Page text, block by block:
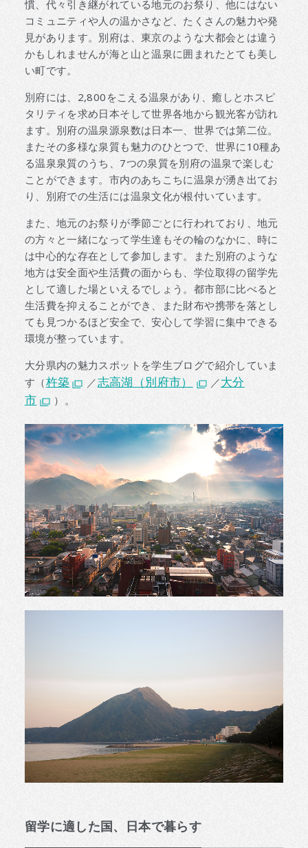
慣、代々引き継がれている地元のお祭り、他にはない
コミュニティや人の温かさなど、たくさんの魅力や発
見があります。別府は、東京のような大都会とは違う
かもしれませんが海と山と温泉に囲まれたとても美し
い町です。
別府には、2,800をこえる温泉があり、癒しとホスピ
タリティを求め日本そして世界各地から観光客が訪れ
ます。別府の温泉源泉数は日本一、世界では第二位。
またその多様な泉質も魅力のひとつで、世界に10種あ
る温泉泉質のうち、7つの泉質を別府の温泉で楽しむ
ことができます。市内のあちこちに温泉が湧き出てお
り、別府での生活には温泉文化が根付いています。
また、地元のお祭りが季節ごとに行われており、地元
の方々と一緒になって学生達もその輪のなかに、時に
は中心的な存在として参加します。また別府のような
地方は安全面や生活費の面からも、学位取得の留学先
として適した場といえるでしょう。都市部に比べると
生活費を抑えることができ、また財布や携帯を落とし
ても見つかるほど安全で、安心して学習に集中できる
環境が整っています。
大分県内の魅力スポットを学生ブログで紹介していま
す（杵築 ／志高湖（別府市） ／大分
市
）。
留学に適した国、日本で暮らす